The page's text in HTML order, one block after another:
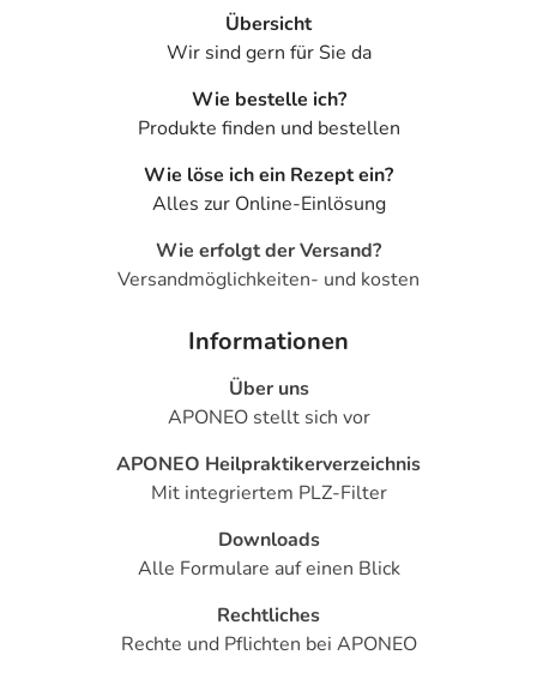
Übersicht
Wir sind gern für Sie da
Wie bestelle ich?
Produkte finden und bestellen
Wie löse ich ein Rezept ein?
Alles zur Online-Einlösung
Wie erfolgt der Versand?
Versandmöglichkeiten- und kosten
Informationen
Über uns
APONEO stellt sich vor
APONEO Heilpraktikerverzeichnis
Mit integriertem PLZ-Filter
Downloads
Alle Formulare auf einen Blick
Rechtliches
Rechte und Pflichten bei APONEO